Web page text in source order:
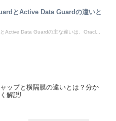
とActive Data Guardの違いと
Active Data Guardの主な違いは、Oracl...
ップと横隔膜の違いとは？分か
解説!